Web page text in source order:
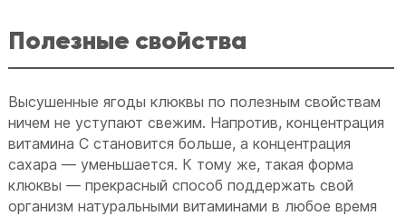
Полезные свойства
Высушенные ягоды клюквы по полезным свойствам
ничем не уступают свежим. Напротив, концентрация
витамина C становится больше, а концентрация
сахара — уменьшается. К тому же, такая форма
клюквы — прекрасный способ поддержать свой
организм натуральными витаминами в любое время